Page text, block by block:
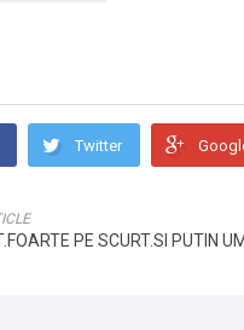
Twitter
PE SCURT.SI PUTIN